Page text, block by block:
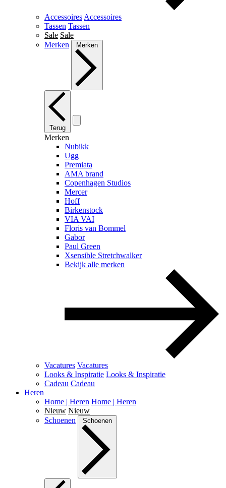
Accessoires Accessoires
Tassen Tassen
Sale Sale
Merken
Merken
Terug
Merken
Nubikk
Ugg
Premiata
AMA brand
Copenhagen Studios
Mercer
Hoff
Birkenstock
VIA VAI
Floris van Bommel
Gabor
Paul Green
Xsensible Stretchwalker
Bekijk alle merken
Vacatures Vacatures
Looks & Inspiratie Looks & Inspiratie
Cadeau Cadeau
Heren
Home | Heren Home | Heren
Nieuw Nieuw
Schoenen
Schoenen